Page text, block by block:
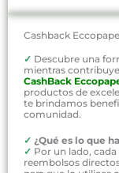
Cashback
✓ Descubre una
mientras
CashBack
productos de
te brindamos
comunidad.
✓ ¿Qué es lo que
✓ Por un lado,
reembolsos